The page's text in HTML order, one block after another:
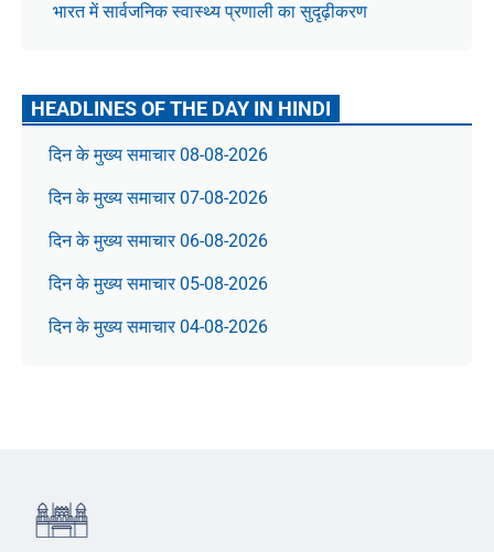
भारत में सार्वजनिक स्वास्थ्य प्रणाली का सुदृढ़ीकरण
HEADLINES OF THE DAY IN HINDI
दिन के मुख्य समाचार 08-08-2026
दिन के मुख्य समाचार 07-08-2026
दिन के मुख्य समाचार 06-08-2026
दिन के मुख्य समाचार 05-08-2026
दिन के मुख्य समाचार 04-08-2026